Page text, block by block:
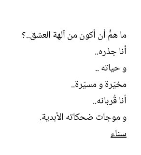
ما همُّ أن أكون من آلهة العشق..؟
أنا جذره..
و حياته ..
مخيّرة و مسيّرة..
أنا قُربانه..
و موجات ضحكاته الأبدية.
سناء